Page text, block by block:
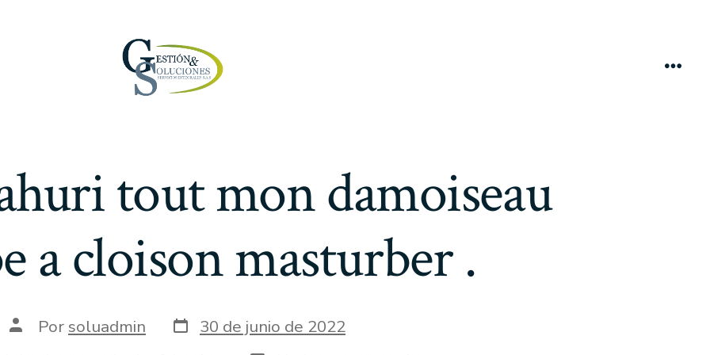
Menú
tout mon damoiseau
a cloison masturber .
AutorPor soluadmin Fecha
de
30 de junio de 2022